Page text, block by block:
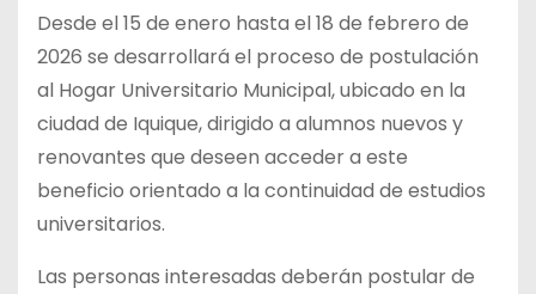
Desde el 15 de enero hasta el 18 de febrero de
2026 se desarrollará el proceso de postulación
al Hogar Universitario Municipal, ubicado en la
ciudad de Iquique, dirigido a alumnos nuevos y
renovantes que deseen acceder a este
beneficio orientado a la continuidad de estudios
universitarios.
Las personas interesadas deberán postular de